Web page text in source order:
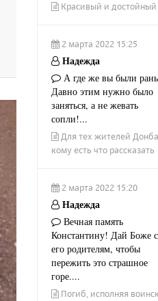
Красивый и достойный
2 марта 2022 15:25
Надежда
А где же вы были
Давно этим нужно было
заняться, а не жевать
сопли!...
Для тех жителей
кому есть что рассказать
2 марта 2022 15:20
Надежда
Вечная память
Константину! Дай Боже
его родителям, чтобы
пережить это страшное
горе....
Погиб, исполняя